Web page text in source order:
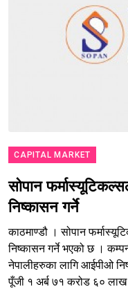
CAPITAL MARKET
सोपान
निष्कासन गर्ने
काठमाण्डौ । सोपान
निष्कासन गर्ने भएको छ ।
नेपालीहरुका लागि आईपीओ
पूँजी १ अर्ब ७१ करोड ६०